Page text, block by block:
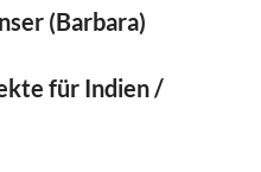
(Barbara)
für Indien /